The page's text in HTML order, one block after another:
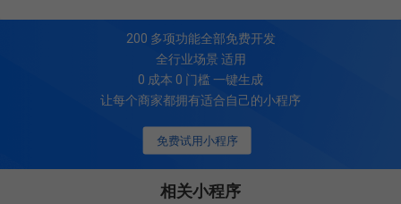
免费试用小程序
200 多项功能全部免费开发
全行业场景 适用
0 成本 0 门槛 一键生成
让每个商家都拥有适合自己的小程序
相关小程序